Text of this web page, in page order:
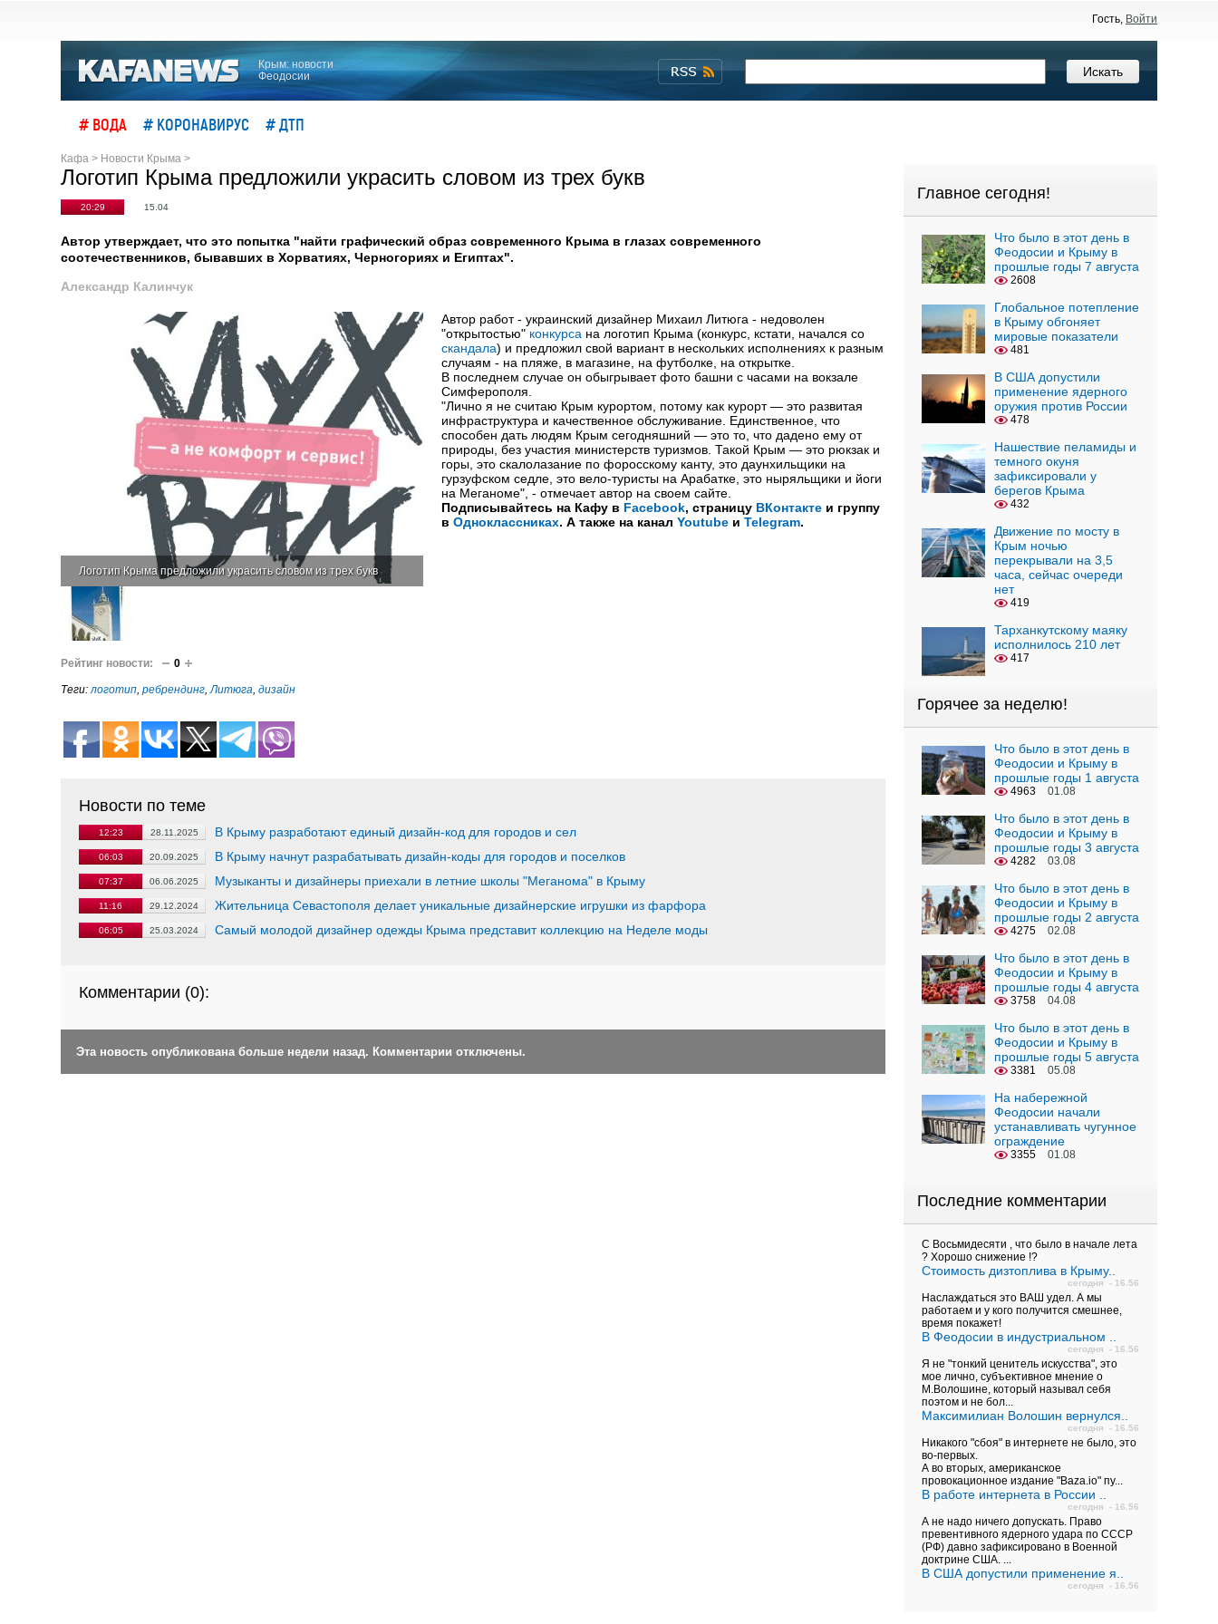
Гость, Войти
Крым: новости
Феодосии
# ВОДА # КОРОНАВИРУС # ДТП
Кафа > Новости Крыма >
Логотип Крыма предложили украсить словом из трех букв
20:29 15.04
Автор утверждает, что это попытка "найти графический образ современного Крыма в глазах современного
соотечественников, бывавших в Хорватиях, Черногориях и Египтах".
Александр Калинчук
Логотип Крыма предложили украсить словом из трех букв
Автор работ - украинский дизайнер Михаил Литюга - недоволен
"открытостью" конкурса на логотип Крыма (конкурс, кстати, начался со
скандала) и предложил свой вариант в нескольких исполнениях к разным
случаям - на пляже, в магазине, на футболке, на открытке.
В последнем случае он обыгрывает фото башни с часами на вокзале
Симферополя.
"Лично я не считаю Крым курортом, потому как курорт — это развитая
инфраструктура и качественное обслуживание. Единственное, что
способен дать людям Крым сегодняшний — это то, что дадено ему от
природы, без участия министерств туризмов. Такой Крым — это рюкзак и
горы, это скалолазание по форосскому канту, это даунхильщики на
гурзуфском седле, это вело-туристы на Арабатке, это ныряльщики и йоги
на Меганоме", - отмечает автор на своем сайте.
Подписывайтесь на Кафу в Facebook, страницу ВКонтакте и группу
в Одноклассниках. А также на канал Youtube и Telegram.
Рейтинг новости: 0
Теги:логотип, ребрендинг,Литюга, дизайн
Новости по теме
12:23 28.11.2025 В Крыму разработают единый дизайн-код для городов и сел
06:03 20.09.2025 В Крыму начнут разрабатывать дизайн-коды для городов и поселков
07:37 06.06.2025 Музыканты и дизайнеры приехали в летние школы "Меганома" в Крыму
11:16 29.12.2024 Жительница Севастополя делает уникальные дизайнерские игрушки из фарфора
06:05 25.03.2024 Самый молодой дизайнер одежды Крыма представит коллекцию на Неделе моды
Комментарии (0):
Эта новость опубликована больше недели назад. Комментарии отключены.
Главное сегодня!
Что было в этот день в
Феодосии и Крыму в
прошлые годы 7 августа
2608
Глобальное потепление
в Крыму обгоняет
мировые показатели
481
В США допустили
применение ядерного
оружия против России
478
Нашествие пеламиды и
темного окуня
зафиксировали у
берегов Крыма
432
Движение по мосту в
Крым ночью
перекрывали на 3,5
часа, сейчас очереди
нет
419
Тарханкутскому маяку
исполнилось 210 лет
417
Горячее за неделю!
Что было в этот день в
Феодосии и Крыму в
прошлые годы 1 августа
4963 01.08
Что было в этот день в
Феодосии и Крыму в
прошлые годы 3 августа
4282 03.08
Что было в этот день в
Феодосии и Крыму в
прошлые годы 2 августа
4275 02.08
Что было в этот день в
Феодосии и Крыму в
прошлые годы 4 августа
3758 04.08
Что было в этот день в
Феодосии и Крыму в
прошлые годы 5 августа
3381 05.08
На набережной
Феодосии начали
устанавливать чугунное
ограждение
3355 01.08
Последние комментарии
С Восьмидесяти , что было в начале лета
? Хорошо снижение !?
Стоимость дизтоплива в Крыму..
сегодня - 16.56
Наслаждаться это ВАШ удел. А мы
работаем и у кого получится смешнее,
время покажет!
В Феодосии в индустриальном ..
сегодня - 16.56
Я не "тонкий ценитель искусства", это
мое лично, субъективное мнение о
М.Волошине, который называл себя
поэтом и не бол...
Максимилиан Волошин вернулся..
сегодня - 16.56
Никакого "сбоя" в интернете не было, это
во-первых.
А во вторых, американское
провокационное издание "Baza.io" пу...
В работе интернета в России ..
сегодня - 16.56
А не надо ничего допускать. Право
превентивного ядерного удара по СССР
(РФ) давно зафиксировано в Военной
доктрине США. ...
В США допустили применение я..
сегодня - 16.56